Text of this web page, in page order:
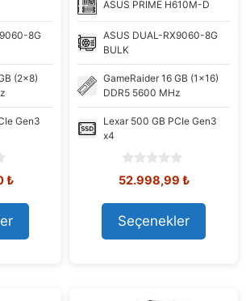
8G
(2x8)
Gen3
₺Şu
ASUS PRIME H610M-D
ASUS DUAL-RX9060-8G
BULK
GameRaider 16 GB (1x16)
DDR5 5600 MHz
Lexar 500 GB PCIe Gen3
x4
0
o
u
t
o
f
Orijinal
53.405,92 ₺.
52.998,99 ₺Şu
Seçenekler